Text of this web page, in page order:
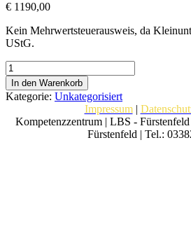
€ 1190,00
Kein Mehrwertsteuerausweis, da
UStG.
CNC
Zusatzausbildung
2025-
2
am
21.07.2025
In den Warenkorb
Kategorie: Unkategorisiert
Impressum|
Kompetenzzentrum | LBS -
Fürstenfeld | Tel.: